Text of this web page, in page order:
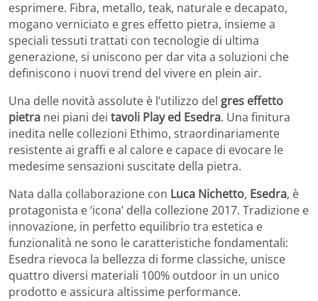
esprimere. Fibra, metallo, teak, naturale e decapato,
mogano verniciato e gres effetto pietra, insieme a
speciali tessuti trattati con tecnologie di ultima
generazione, si uniscono per dar vita a soluzioni che
definiscono i nuovi trend del vivere en plein air.
Una delle novità assolute è l’utilizzo del gres effetto
pietra nei piani dei tavoli Play ed Esedra. Una finitura
inedita nelle collezioni Ethimo, straordinariamente
resistente ai graffi e al calore e capace di evocare le
medesime sensazioni suscitate della pietra.
Nata dalla collaborazione con Luca Nichetto, Esedra, è
protagonista e ‘icona’ della collezione 2017. Tradizione e
innovazione, in perfetto equilibrio tra estetica e
funzionalità ne sono le caratteristiche fondamentali:
Esedra rievoca la bellezza di forme classiche, unisce
quattro diversi materiali 100% outdoor in un unico
prodotto e assicura altissime performance.